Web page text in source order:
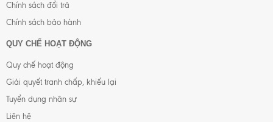
Chính sách đổi trả
Chính sách bảo hành
QUY CHẾ HOẠT ĐỘNG
Quy chế hoạt động
Giải quyết tranh chấp, khiếu lại
Tuyển dụng nhân sự
Liên hệ